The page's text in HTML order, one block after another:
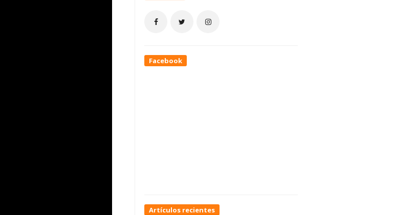
Facebook
Artículos recientes